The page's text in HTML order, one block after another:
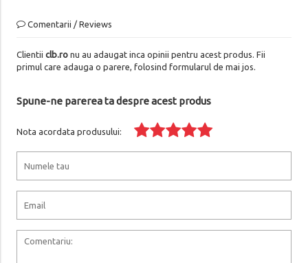
Comentarii / Reviews
Clientii clb.ronu au adaugat inca opinii pentru acest produs. Fii
primul care adauga o parere, folosind formularul de mai jos.
Spune-ne parerea ta despre acest produs
Nota acordata produsului: